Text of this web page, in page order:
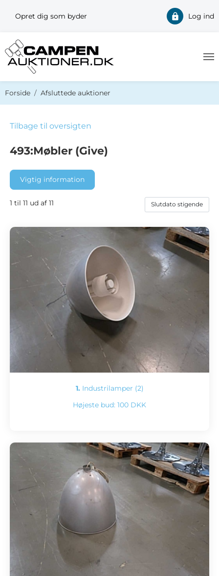
Opret dig som byder Log ind
Forside Afsluttede auktioner
Tilbage til oversigten
493:Møbler (Give)
Vigtig information
1 til 11 ud af 11
1. Industrilamper (2)
Højeste bud: 100 DKK